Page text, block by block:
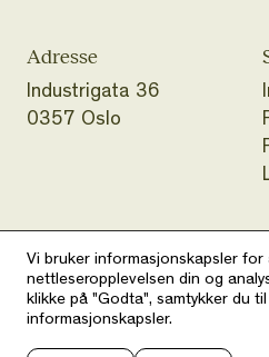
Vi bruker informasjonskapsler for
nettleseropplevelsen din og
klikke på "Godta", samtykker du
informasjonskapsler.
Adresse
Industrigata 36
0357 Oslo
+47 98857785